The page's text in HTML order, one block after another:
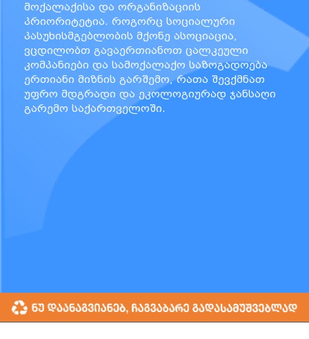
მოქალაქისა და ორგანიზაციის
პრიორიტეტია. როგორც სოციალური
პასუხისმგებლობის მქონე ასოციაცია,
ვცდილობთ გავაერთიანოთ ცალკეული
კომპანიები და სამოქალაქო საზოგადოება
ერთიანი მიზნის გარშემო, რათა შევქმნათ
უფრო მდგრადი და ეკოლოგიურად ჯანსაღი
გარემო საქართველოში.